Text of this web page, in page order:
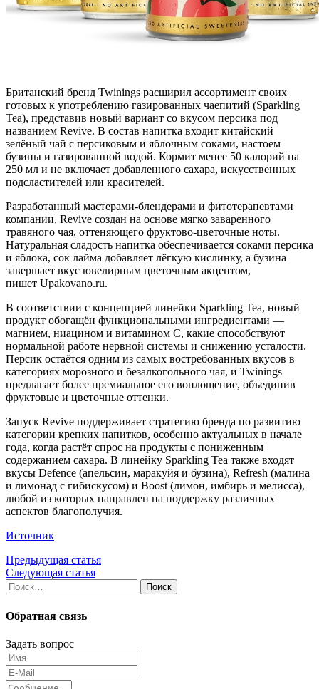
Британский бренд Twinings расширил ассортимент своих
готовых к употреблению газированных чаепитий (Sparkling
Tea), представив новый вариант со вкусом персика под
названием Revive. В состав напитка входит китайский
зелёный чай с персиковым и яблочным соками, настоем
бузины и газированной водой. Кормит менее 50 калорий на
250 мл и не включает добавленного сахара, искусственных
подсластителей или красителей.
Разработанный мастерами-блендерами и фитотерапевтами
компании, Revive создан на основе мягко заваренного
травяного чая, оттеняющего фруктово-цветочные ноты.
Натуральная сладость напитка обеспечивается соками персика
и яблока, сок лайма добавляет лёгкую кислинку, а бузина
завершает вкус ювелирным цветочным акцентом,
пишет Upakovano.ru.
В соответствии с концепцией линейки Sparkling Tea, новый
продукт обогащён функциональными ингредиентами —
магнием, ниацином и витамином C, какие способствуют
нормальной работе нервной системы и снижению усталости.
Персик остаётся одним из самых востребованных вкусов в
категориях морозного и безалкогольного чая, и Twinings
предлагает более премиальное его воплощение, объединив
фруктовые и цветочные оттенки.
Запуск Revive поддерживает стратегию бренда по развитию
категории крепких напитков, особенно актуальных в начале
года, когда растёт спрос на продукты с пониженным
содержанием сахара. В линейку Sparkling Tea также входят
вкусы Defence (апельсин, маракуйя и бузина), Refresh (малина
и лимонад с гибискусом) и Boost (лимон, имбирь и мелисса),
любой из которых направлен на поддержку различных
аспектов благополучия.
Источник
Предыдущая статья
Следующая статья
Найти:
Обратная связь
Задать вопрос